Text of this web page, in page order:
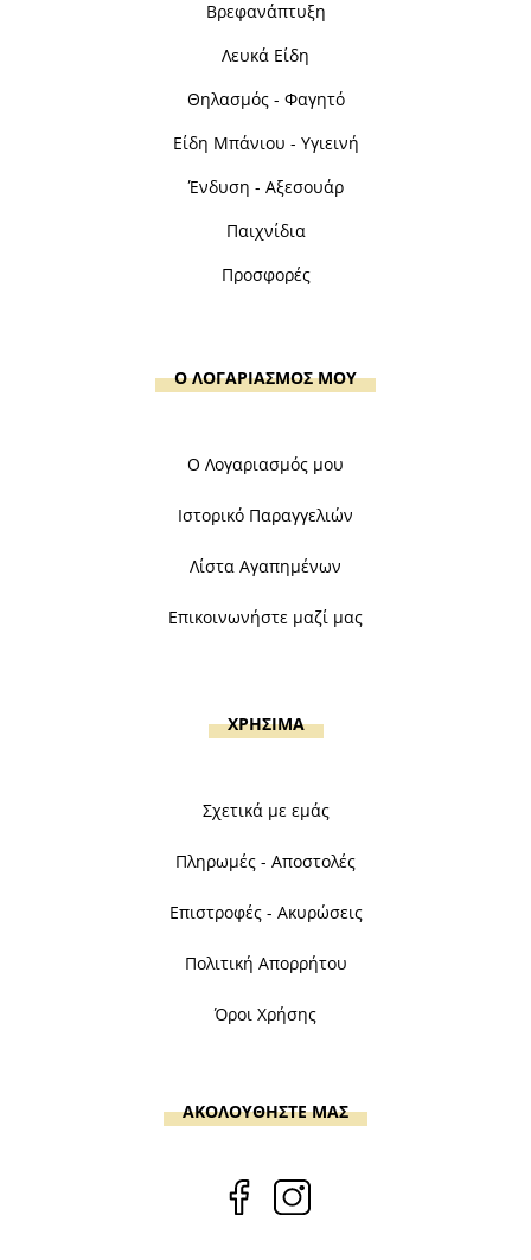
Βρεφανάπτυξη
Λευκά Είδη
Θηλασμός - Φαγητό
Είδη Μπάνιου - Υγιεινή
Ένδυση - Αξεσουάρ
Παιχνίδια
Προσφορές
Ο ΛΟΓΑΡΙΑΣΜΟΣ ΜΟΥ
Ο Λογαριασμός μου
Ιστορικό Παραγγελιών
Λίστα Αγαπημένων
Επικοινωνήστε μαζί μας
ΧΡΗΣΙΜΑ
Σχετικά με εμάς
Πληρωμές - Αποστολές
Επιστροφές - Ακυρώσεις
Πολιτική Απορρήτου
Όροι Χρήσης
ΑΚΟΛΟΥΘΗΣΤΕ ΜΑΣ